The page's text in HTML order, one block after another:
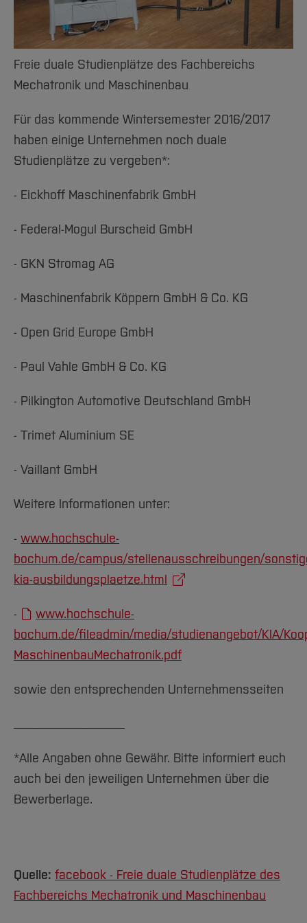
Arbeiten im FB G
Forschung und Projekte
International
Service
Studiengänge
Studieninteressierte
Aktuelles
Studium
Fachgruppen
Forschung und Entwicklung
Team
Service
Amtliche Bekanntmachungen
Notfall-Infos
BO Shop
Familiengerechte Hochschule
Gleichstellung
Diskriminierungsfreie Hochschule
Vertretungen
Hochschulbibliothek
Hochschulkommunikation
International Office
Medienzentrum
Transferprojekt 7 auf dem RuhrSummit 2025
Forschungsergebnisse im Journal Engineering
Failure Analysis veröffentlicht
Erstsemesterwoche
Innovationsprojekt an der Hochschule: 3D-
gedruckter humanoider Roboter auf
omnidirektionaler Plattform
Freie duale Studienplätze des Fachbereichs
Mechatronik und Maschinenbau
Für das kommende Wintersemester 2016/2017
haben einige Unternehmen noch duale
Studienplätze zu vergeben*:
- Eickhoff Maschinenfabrik GmbH
- Federal-Mogul Burscheid GmbH
- GKN Stromag AG
- Maschinenfabrik Köppern GmbH & Co. KG
- Open Grid Europe GmbH
- Paul Vahle GmbH & Co. KG
- Pilkington Automotive Deutschland GmbH
- Trimet Aluminium SE
- Vaillant GmbH
Weitere Informationen unter:
- www.hochschule-
bochum.de/campus/stellenausschreibungen/
kia-ausbildungsplaetze.html
-
www.hochschule-
bochum.de/fileadmin/media/studienangebot/KIA/
MaschinenbauMechatronik.pdf
sowie den entsprechenden Unternehmensseiten
__________________
*Alle Angaben ohne Gewähr. Bitte informiert euch
auch bei den jeweiligen Unternehmen über die
Bewerberlage.
Quelle: facebook - Freie duale Studienplätze des
Fachbereichs Mechatronik und Maschinenbau